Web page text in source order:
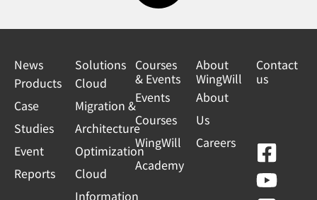
News
Products
Case
Studies
Event
Reports
Solutions
Cloud
Migration &
Architecture
Optimization
Cloud
Information
Courses
& Events
Events
Courses
WingWill
Academy
About
WingWill
About
Us
Careers
Contact
us
F
a
Y
o
L
i
L
i